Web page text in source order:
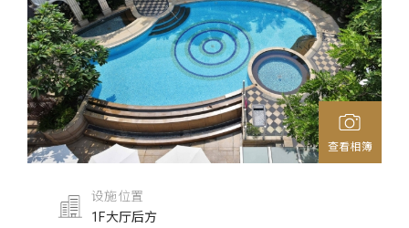
查看相簿
设施位置
1F大厅后方